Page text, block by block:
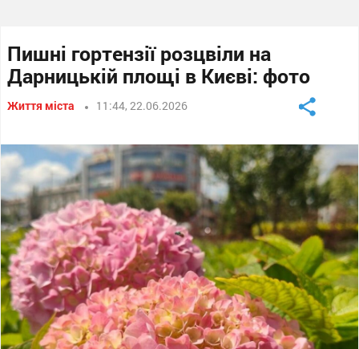
Пишні гортензії розцвіли на
Дарницькій площі в Києві: фото
Життя міста 11:44, 22.06.2026